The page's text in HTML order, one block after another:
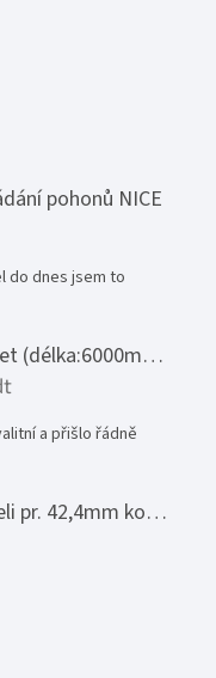
pohonů NICE
hvězdiček.
do dnes jsem to
Nerezové zábradlí - set (délka:6000mm x výška:1000mm)
hvězdiček.
a přišlo řádně
Madlo z nerezové oceli pr. 42,4mm komplet - model 0116 - 3000mm
hvězdiček.